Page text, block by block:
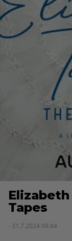
Tapes
- 31.7.2024 09:44